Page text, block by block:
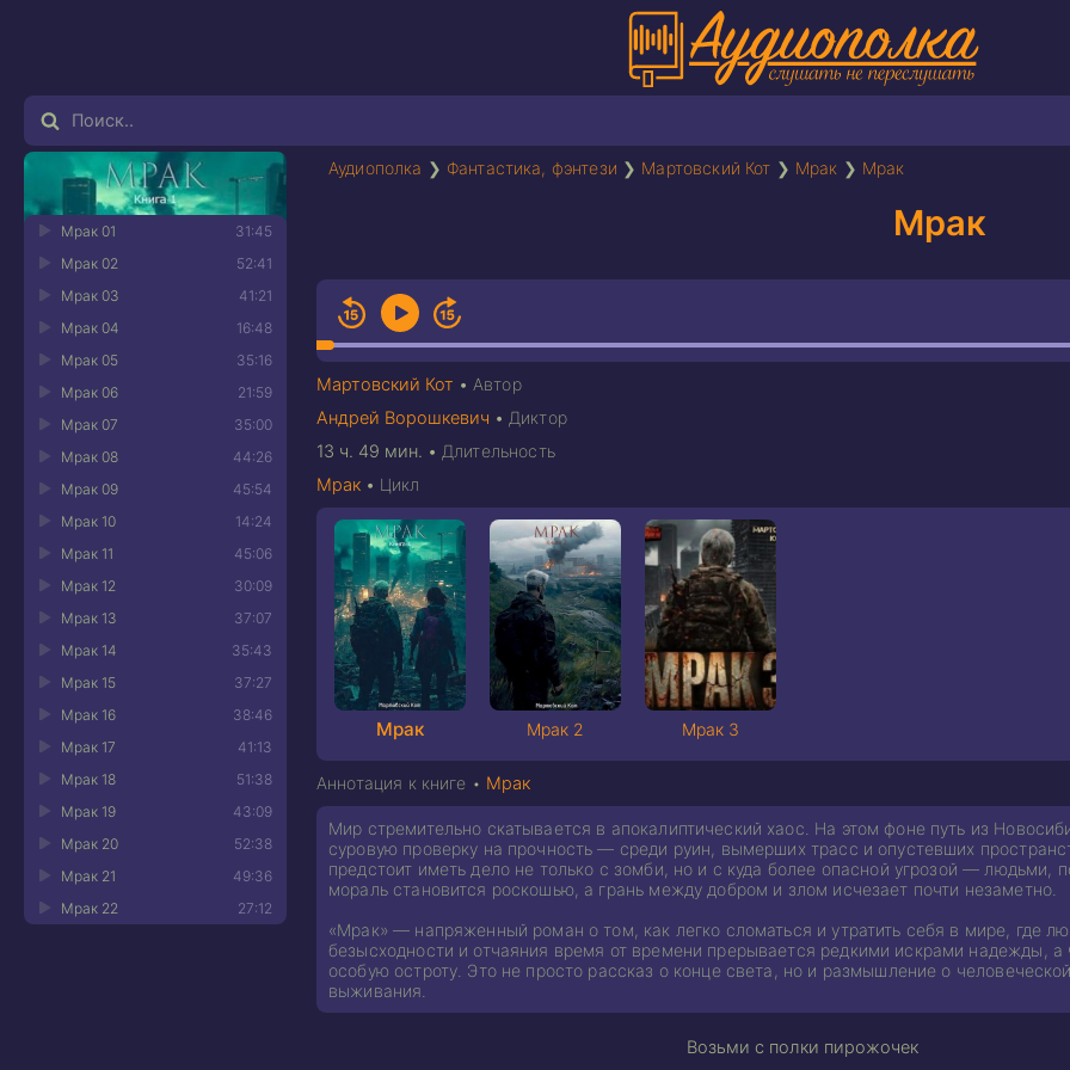
Аудиополка ❯ Фантастика, фэнтези ❯ Мартовский Кот ❯ Мрак ❯ Мрак
Мрак
Мартовский Кот • Автор
Андрей Ворошкевич • Диктор
13 ч. 49 мин. • Длительность
31:45
Мрак 01
52:41
Мрак 02
41:21
Мрак 03
16:48
Мрак 04
35:16
Мрак 05
21:59
Мрак 06
35:00
Мрак 07
44:26
Мрак 08
45:54
Мрак 09
14:24
Мрак 10
45:06
Мрак 11
30:09
Мрак 12
37:07
Мрак 13
35:43
Мрак 14
37:27
Мрак 15
38:46
Мрак 16
41:13
Мрак 17
51:38
Мрак 18
43:09
Мрак 19
52:38
Мрак 20
49:36
Мрак 21
27:12
Мрак 22
Мрак • Цикл
Мрак Мрак 2 Мрак 3
Аннотация к книге • Мрак
Мир стремительно скатывается в апокалиптический хаос. На этом фоне путь из
суровую проверку на прочность — среди руин, вымерших трасс и опустевших
предстоит иметь дело не только с зомби, но и с куда более опасной угрозой — людьми,
мораль становится роскошью, а грань между добром и злом исчезает почти незаметно.
«Мрак» — напряженный роман о том, как легко сломаться и утратить себя в мире, где
безысходности и отчаяния время от времени прерывается редкими искрами надежды,
особую остроту. Это не просто рассказ о конце света, но и размышление о
выживания.
Возьми с полки пирожочек